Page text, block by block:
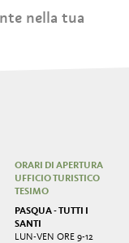
nella tua
ORARI DI APERTURA
UFFICIO TURISTICO
TESIMO
PASQUA - TUTTI I
SANTI
LUN-VEN ORE 9-12